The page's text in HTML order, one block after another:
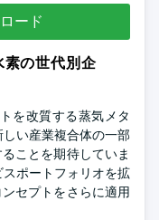
ード
素の世代別企
を改質する蒸気メタ
い産業複合体の一部
ことを期待していま
ポートフォリオを拡
セプトをさらに適用